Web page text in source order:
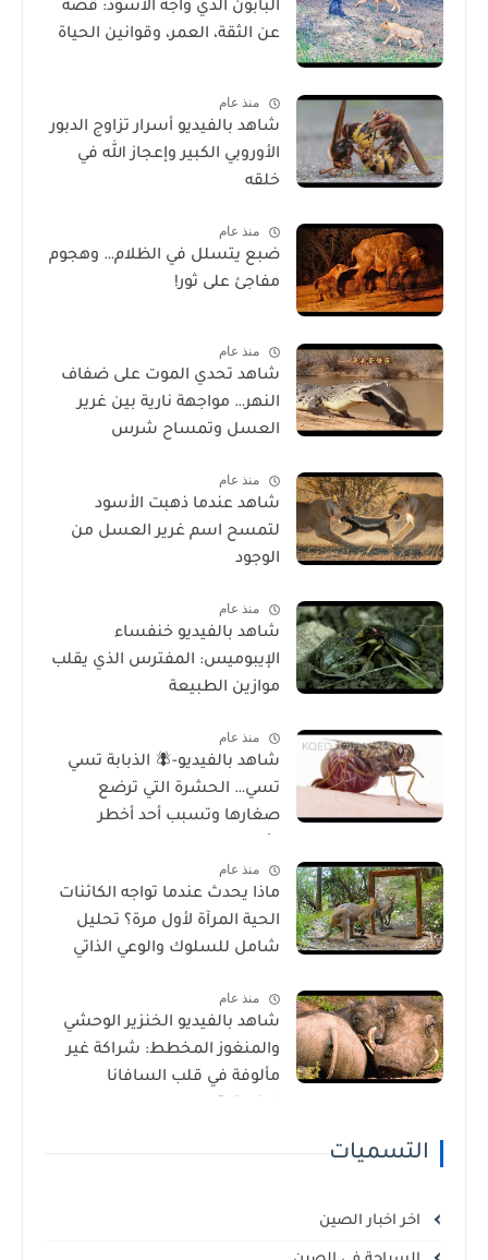
البابون الذي واجه الأسود: قصة
عن الثقة، العمر، وقوانين الحياة
منذ عام
شاهد بالفيديو أسرار تزاوج الدبور
الأوروبي الكبير وإعجاز الله في
خلقه
منذ عام
ضبع يتسلل في الظلام… وهجوم
مفاجئ على ثور!
منذ عام
شاهد تحدي الموت على ضفاف
النهر… مواجهة نارية بين غرير
العسل وتمساح شرس
منذ عام
شاهد عندما ذهبت الأسود
لتمسح اسم غرير العسل من
الوجود
منذ عام
شاهد بالفيديو خنفساء
الإيبوميس: المفترس الذي يقلب
موازين الطبيعة
منذ عام
شاهد بالفيديو-🪰 الذبابة تسي
تسي… الحشرة التي ترضع
صغارها وتسبب أحد أخطر
منذ عام
ماذا يحدث عندما تواجه الكائنات
الحية المرآة لأول مرة؟ تحليل
شامل للسلوك والوعي الذاتي
منذ عام
شاهد بالفيديو الخنزير الوحشي
والمنغوز المخطط: شراكة غير
مألوفة في قلب السافانا
التسميات
اخر اخبار الصين